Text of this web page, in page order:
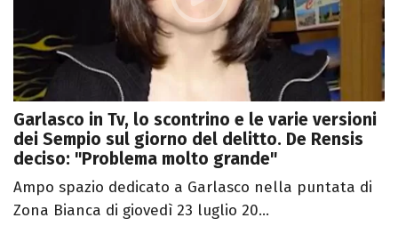
Garlasco in Tv, lo scontrino e le varie versioni
dei Sempio sul giorno del delitto. De Rensis
deciso: "Problema molto grande"
Ampo spazio dedicato a Garlasco nella puntata di
Zona Bianca di giovedì 23 luglio 20...